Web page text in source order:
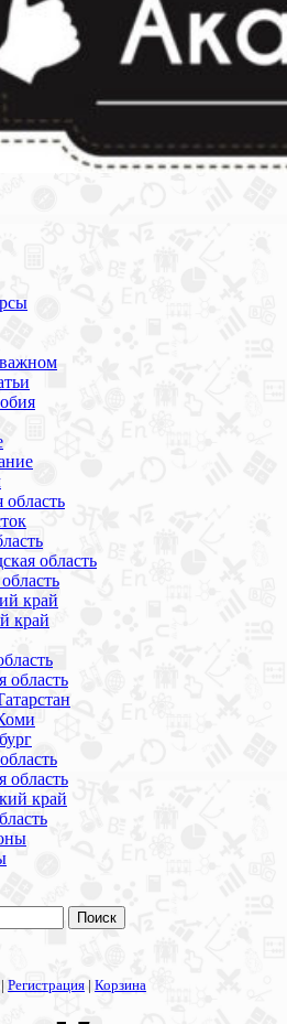
МЦКО, СтатГрад, КДР, ВОШ,
область
область
край
край
область
область
край
| Регистрация | Корзина